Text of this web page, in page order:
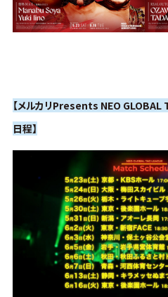
【メルカリPresents NEO GLOBAL
日程】